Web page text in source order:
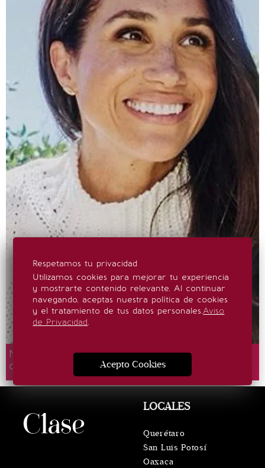
Meghan Markle cumple 45 años y lo celebra
con divertidas fotos en bañador
Respetamos tu privacidad
Utilizamos cookies para mejorar tu experiencia
y mostrarte contenido relevante. Al continuar
navegando, aceptas nuestra política de cookies
y el tratamiento de tus datos personales.Aviso
de Privacidad.
Acepto Cookies
LOCALES
Querétaro
San Luis Potosí
Oaxaca